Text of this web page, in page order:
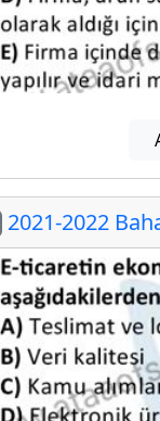
2021-2022